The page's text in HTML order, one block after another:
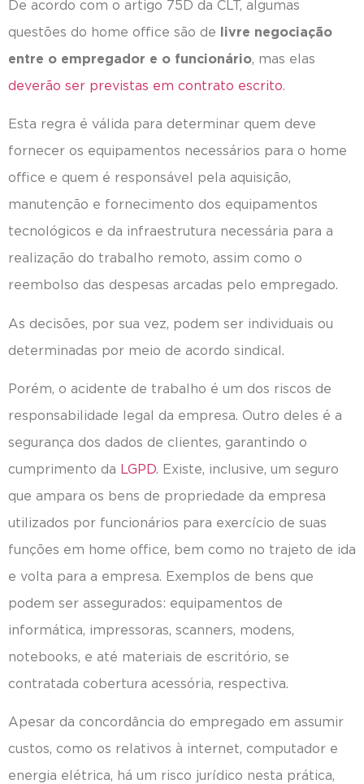
De acordo com o artigo 75D da CLT, algumas
questões do home office são de livre negociação
entre o empregador e o funcionário, mas elas
deverão ser previstas em contrato escrito.
Esta regra é válida para determinar quem deve
fornecer os equipamentos necessários para o home
office e quem é responsável pela aquisição,
manutenção e fornecimento dos equipamentos
tecnológicos e da infraestrutura necessária para a
realização do trabalho remoto, assim como o
reembolso das despesas arcadas pelo empregado.
As decisões, por sua vez, podem ser individuais ou
determinadas por meio de acordo sindical.
Porém, o acidente de trabalho é um dos riscos de
responsabilidade legal da empresa. Outro deles é a
segurança dos dados de clientes, garantindo o
cumprimento da LGPD. Existe, inclusive, um seguro
que ampara os bens de propriedade da empresa
utilizados por funcionários para exercício de suas
funções em home office, bem como no trajeto de ida
e volta para a empresa. Exemplos de bens que
podem ser assegurados: equipamentos de
informática, impressoras, scanners, modens,
notebooks, e até materiais de escritório, se
contratada cobertura acessória, respectiva.
Apesar da concordância do empregado em assumir
custos, como os relativos à internet, computador e
energia elétrica, há um risco jurídico nesta prática,